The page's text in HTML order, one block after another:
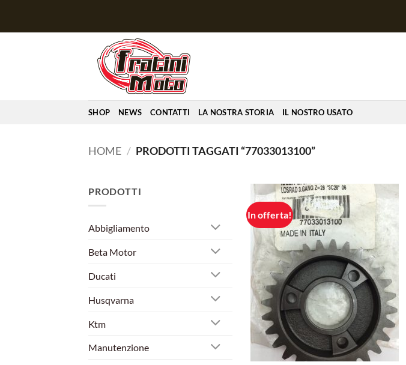
SHOP NEWS CONTATTI LA NOSTRA STORIA IL NOSTRO USATO
HOME / PRODOTTI TAGGATI “77033013100”
PRODOTTI
Abbigliamento
Beta Motor
Ducati
Husqvarna
Ktm
Manutenzione
In offerta!
Aggiungi
dei
desideri